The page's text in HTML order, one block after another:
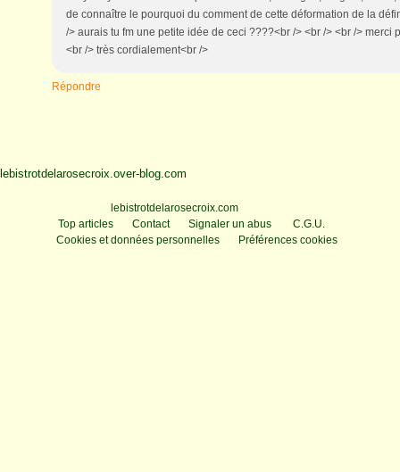
de connaître le pourquoi du comment de cette déformation de la
/> aurais tu fm une petite idée de ceci ????<br /> <br /> <br /> merci
<br /> très cordialement<br />
Répondre
lebistrotdelarosecroix.over-blog.com
lebistrotdelarosecroix.com
Top articles
Contact Signaler un abus
C.G.U.
Cookies et données personnelles
Préférences cookies